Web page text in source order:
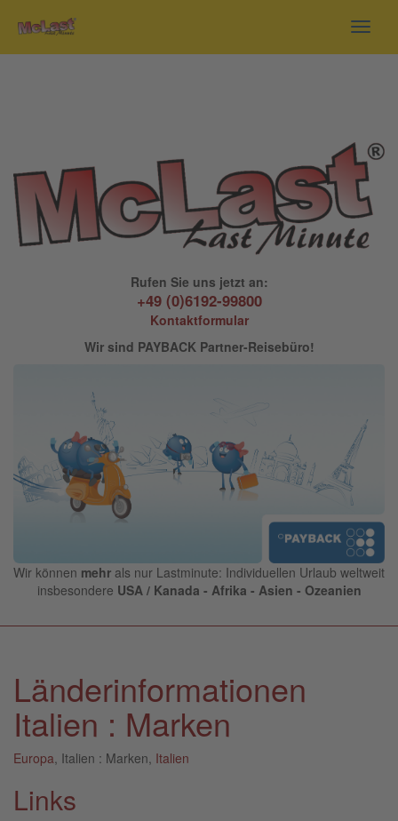
Rufen Sie uns jetzt an:
+49 (0)6192-99800
Kontaktformular
Wir sind PAYBACK Partner-Reisebüro!
Wir können mehr als nur Lastminute: Individuellen Urlaub weltweit
insbesondere USA / Kanada - Afrika - Asien - Ozeanien
Länderinformationen
Italien : Marken
Europa , Italien : Marken, Italien
Links